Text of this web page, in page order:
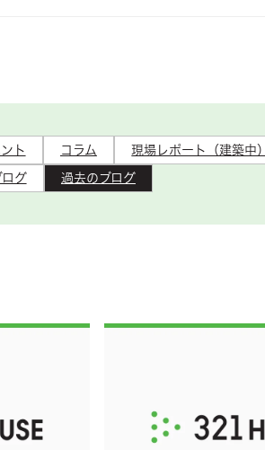
ト コラム 現場レポート（建築中）
ログ 過去のブログ